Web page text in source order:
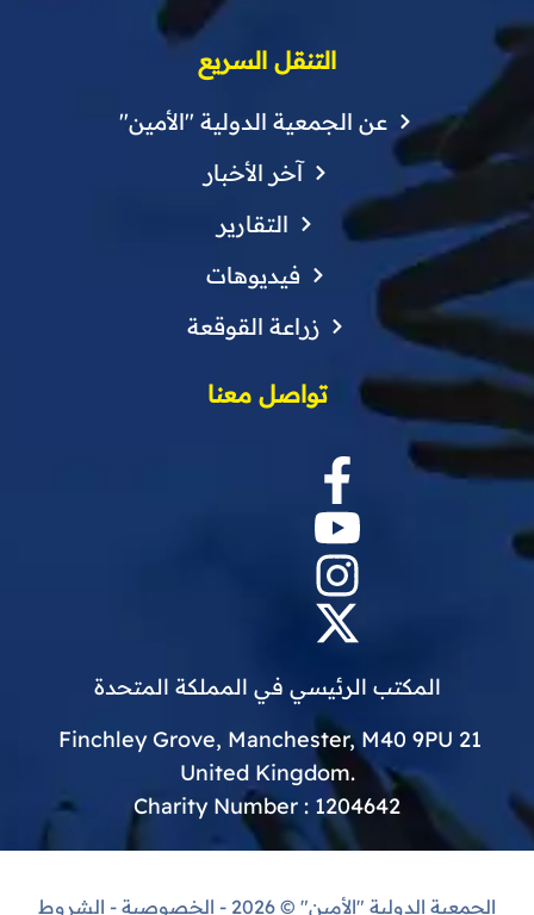
التنقل السريع
عن الجمعية الدولية "الأمين"
آخر الأخبار
التقارير
فيديوهات
زراعة القوقعة
تواصل معنا
المكتب الرئيسي في المملكة المتحدة
21 Finchley Grove, Manchester, M40 9PU
.United Kingdom
Charity Number : 1204642
الجمعية الدولية "الأمين" © 2026 - الخصوصية - الشروط